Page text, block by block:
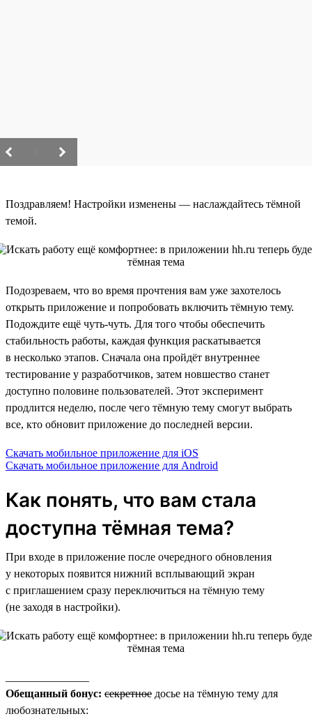
Поздравляем! Настройки изменены — наслаждайтесь тёмной
темой.
Подозреваем, что во время прочтения вам уже захотелось
открыть приложение и попробовать включить тёмную тему.
Подождите ещё чуть-чуть. Для того чтобы обеспечить
стабильность работы, каждая функция раскатывается
в несколько этапов. Сначала она пройдёт внутреннее
тестирование у разработчиков, затем новшество станет
доступно половине пользователей. Этот эксперимент
продлится неделю, после чего тёмную тему смогут выбрать
все, кто обновит приложение до последней версии.
Скачать мобильное приложение для iOS
Скачать мобильное приложение для Android
Как понять, что вам стала
доступна тёмная тема?
При входе в приложение после очередного обновления
у некоторых появится нижний всплывающий экран
с приглашением сразу переключиться на тёмную тему
(не заходя в настройки).
Обещанный бонус: секретное досье на тёмную тему для
любознательных: